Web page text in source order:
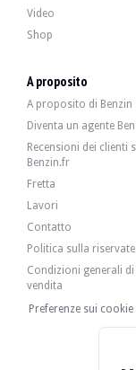
Il 4 cilindri da 1,6 litri
La vettura monta i 4
Il venditore è un
Il venditore desiderava
Galleria
Video
Shop
A proposito
A proposito di Benzin
Diventa un agente
Recensioni dei clienti
Benzin.fr
Fretta
Lavori
Contatto
Politica sulla
Condizioni generali
vendita
Preferenze sui cookie